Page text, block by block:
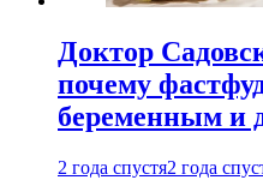
Доктор
почему
беременным и
2 года спустя2 года